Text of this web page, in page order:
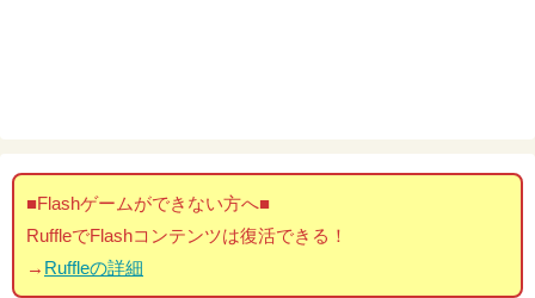
■Flashゲームができない方へ■
RuffleでFlashコンテンツは復活できる！
→ Ruffleの詳細